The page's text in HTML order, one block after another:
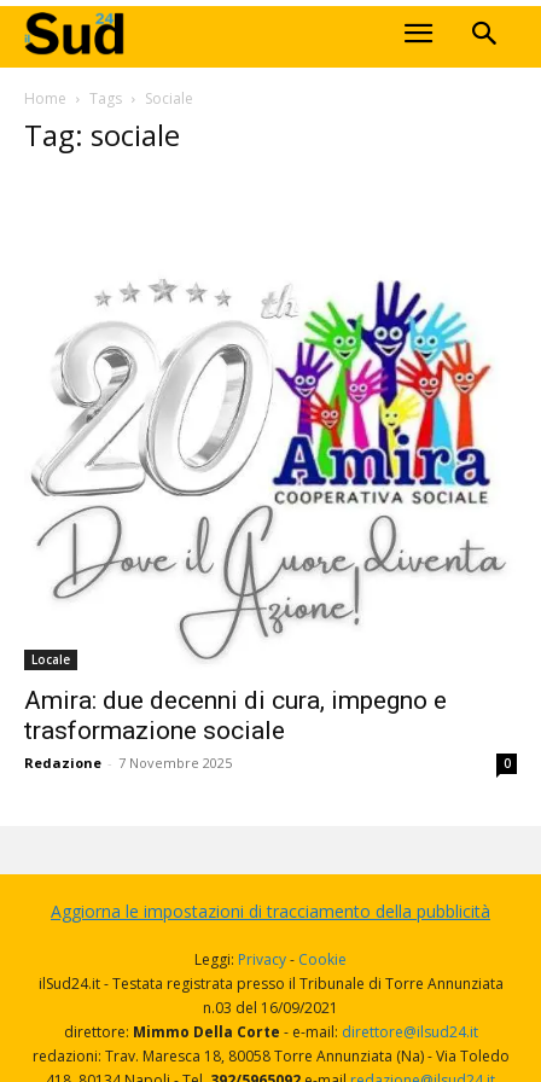
Home Tags Sociale
Tag: sociale
Locale
Amira: due decenni di cura, impegno e
trasformazione sociale
Redazione - 7 Novembre 2025 0
Aggiorna le impostazioni di tracciamento della pubblicità
Leggi: Privacy- Cookie
ilSud24.it - Testata registrata presso il Tribunale di Torre Annunziata
n.03 del 16/09/2021
direttore: Mimmo Della Corte - e-mail: direttore@ilsud24.it
redazioni: Trav. Maresca 18, 80058 Torre Annunziata (Na) - Via Toledo